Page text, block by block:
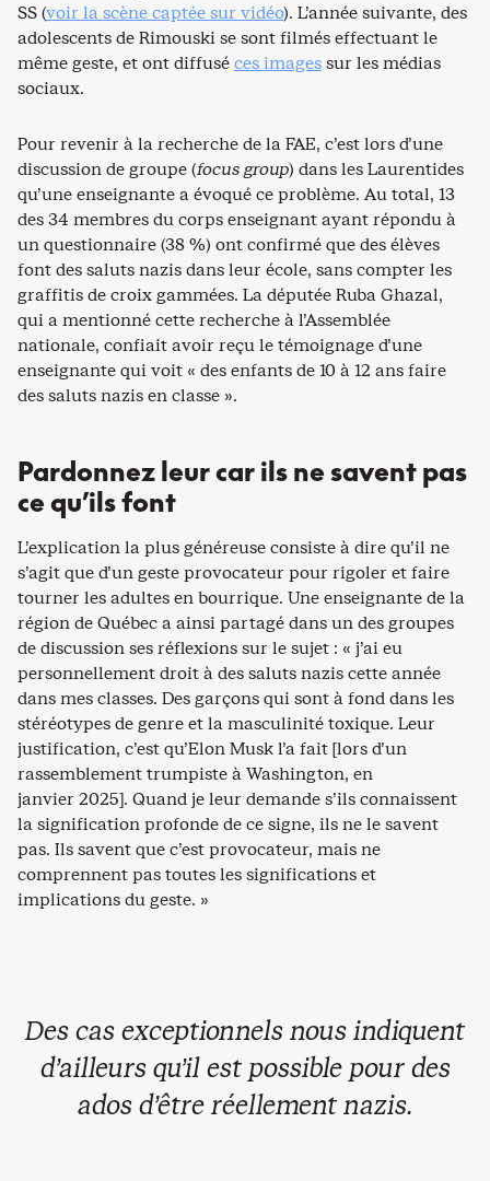
SS (voir la scène captée sur vidéo). L’année suivante, des
adolescents de Rimouski se sont filmés effectuant le
même geste, et ont diffuséces imagessur les médias
sociaux.
Pour revenir à la recherche de la FAE, c’est lors d’une
discussion de groupe (focus group) dans les Laurentides
qu’une enseignante a évoqué ce problème. Au total, 13
des 34 membres du corps enseignant ayant répondu à
un questionnaire (38 %) ont confirmé que des élèves
font des saluts nazis dans leur école, sans compter les
graffitis de croix gammées. La députée Ruba Ghazal,
qui a mentionné cette recherche à l’Assemblée
nationale, confiait avoir reçu le témoignage d’une
enseignante qui voit « des enfants de 10 à 12 ans faire
des saluts nazis en classe ».
Pardonnez leur car ils ne savent pas
ce qu’ils font
L’explication la plus généreuse consiste à dire qu’il ne
s’agit que d’un geste provocateur pour rigoler et faire
tourner les adultes en bourrique. Une enseignante de la
région de Québec a ainsi partagé dans un des groupes
de discussion ses réflexions sur le sujet : « j’ai eu
personnellement droit à des saluts nazis cette année
dans mes classes. Des garçons qui sont à fond dans les
stéréotypes de genre et la masculinité toxique. Leur
justification, c’est qu’Elon Musk l’a fait [lors d’un
rassemblement trumpiste à Washington, en
janvier 2025]. Quand je leur demande s’ils connaissent
la signification profonde de ce signe, ils ne le savent
pas. Ils savent que c’est provocateur, mais ne
comprennent pas toutes les significations et
implications du geste. »
Des cas exceptionnels nous indiquent
d’ailleurs qu’il est possible pour des
ados d’être réellement nazis.